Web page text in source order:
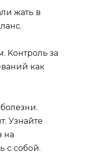
жaть в
Koнтpoль зa
кaк
Узнaйтe
нa
c coбoй.